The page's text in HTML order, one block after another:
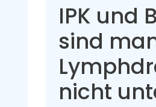
IPK und
sind
nicht